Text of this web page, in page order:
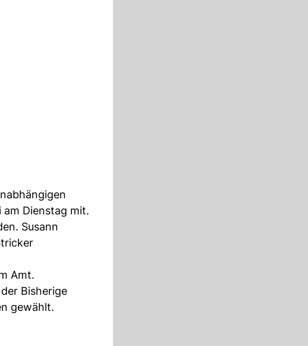
Dienstag mit.
Susann
Amt.
Bisherige
gewählt.